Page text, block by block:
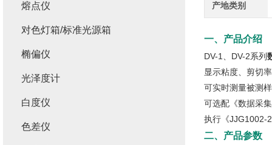
产地类别
一、产品介绍
DV-1、DV-2系列
显示粘度、剪切
可实时测量被测
可选配《数据采
执行《JJG1002-
二、产品参数
熔点仪
对色灯箱/标准光源箱
椭偏仪
光泽度计
白度仪
色差仪